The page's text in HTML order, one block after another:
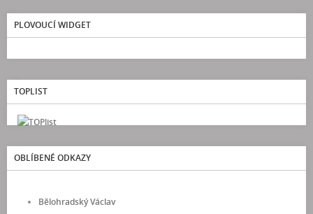
PLOVOUCÍ WIDGET
TOPLIST
OBLÍBENÉ ODKAZY
Bělohradský Václav